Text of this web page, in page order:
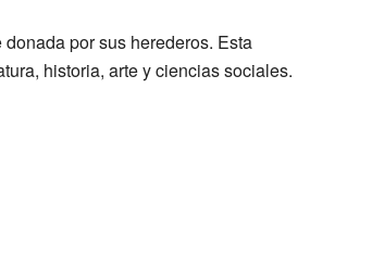
por sus herederos. Esta
historia, arte y ciencias sociales.